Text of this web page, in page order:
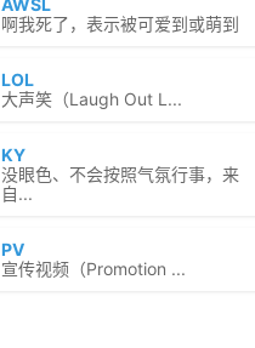
AWSL
啊我死了，表示被可爱到或萌到
LOL
大声笑（Laugh Out L...
KY
没眼色、不会按照气氛行事，来
自...
PV
宣传视频（Promotion ...